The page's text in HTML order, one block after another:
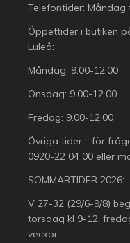
Telefontider: Måndag
Öppettider i butiken
Luleå:
Måndag: 9.00-12.00
Onsdag: 9.00-12.00
Fredag: 9.00-12.00
Övriga tider - för
0920-22 04 00 eller
SOMMARTIDER 2026:
V 27-32 (29/6-9/8)
torsdag kl 9-12,
veckor